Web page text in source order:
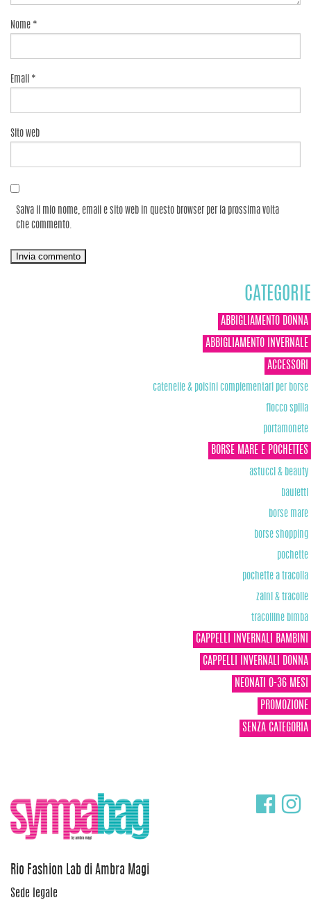
Nome *
Email *
Sito web
Salva il mio nome, email e sito web in questo browser per la prossima volta
che commento.
CATEGORIE
ABBIGLIAMENTO DONNA
ABBIGLIAMENTO INVERNALE
ACCESSORI
catenelle & polsini complementari per borse
fiocco spilla
portamonete
BORSE MARE E POCHETTES
astucci & beauty
bauletti
borse mare
borse shopping
pochette
pochette a tracolla
zaini & tracolle
tracolline bimba
CAPPELLI INVERNALI BAMBINI
CAPPELLI INVERNALI DONNA
NEONATI 0-36 MESI
PROMOZIONE
SENZA CATEGORIA
Rio Fashion Lab di Ambra Magi
Sede legale